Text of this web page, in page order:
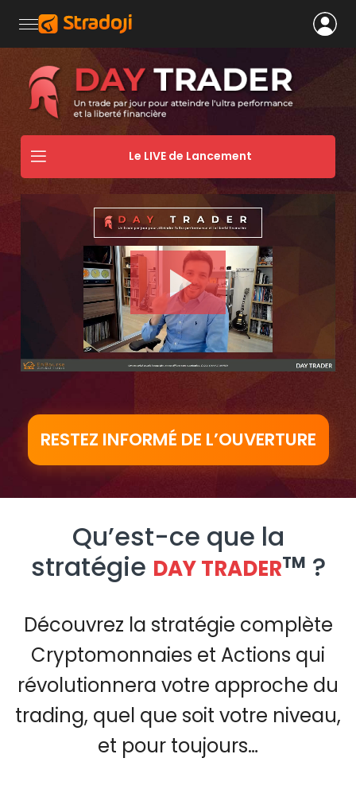
Le LIVE de Lancement
Play
Video
RESTEZ INFORMÉ DE L’OUVERTURE
Qu’est-ce que la
stratégie DAY TRADERTM ?
Découvrez la stratégie complète
Cryptomonnaies et Actions qui
révolutionnera votre approche du
trading, quel que soit votre niveau,
et pour toujours…